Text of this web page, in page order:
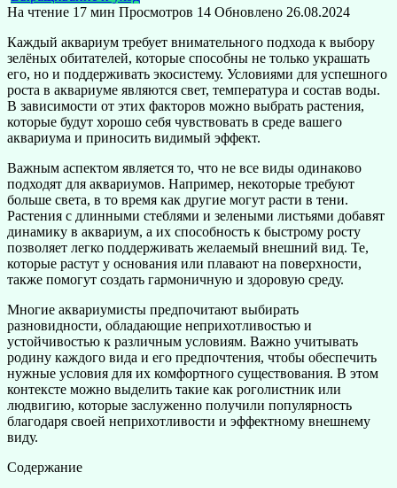
На чтение 17 мин Просмотров 14 Обновлено 26.08.2024
Каждый аквариум требует внимательного подхода к выбору
зелёных обитателей, которые способны не только украшать
его, но и поддерживать экосистему. Условиями для успешного
роста в аквариуме являются свет, температура и состав воды.
В зависимости от этих факторов можно выбрать растения,
которые будут хорошо себя чувствовать в среде вашего
аквариума и приносить видимый эффект.
Важным аспектом является то, что не все виды одинаково
подходят для аквариумов. Например, некоторые требуют
больше света, в то время как другие могут расти в тени.
Растения с длинными стеблями и зелеными листьями добавят
динамику в аквариум, а их способность к быстрому росту
позволяет легко поддерживать желаемый внешний вид. Те,
которые растут у основания или плавают на поверхности,
также помогут создать гармоничную и здоровую среду.
Многие аквариумисты предпочитают выбирать
разновидности, обладающие неприхотливостью и
устойчивостью к различным условиям. Важно учитывать
родину каждого вида и его предпочтения, чтобы обеспечить
нужные условия для их комфортного существования. В этом
контексте можно выделить такие как роголистник или
людвигию, которые заслуженно получили популярность
благодаря своей неприхотливости и эффектному внешнему
виду.
Содержание